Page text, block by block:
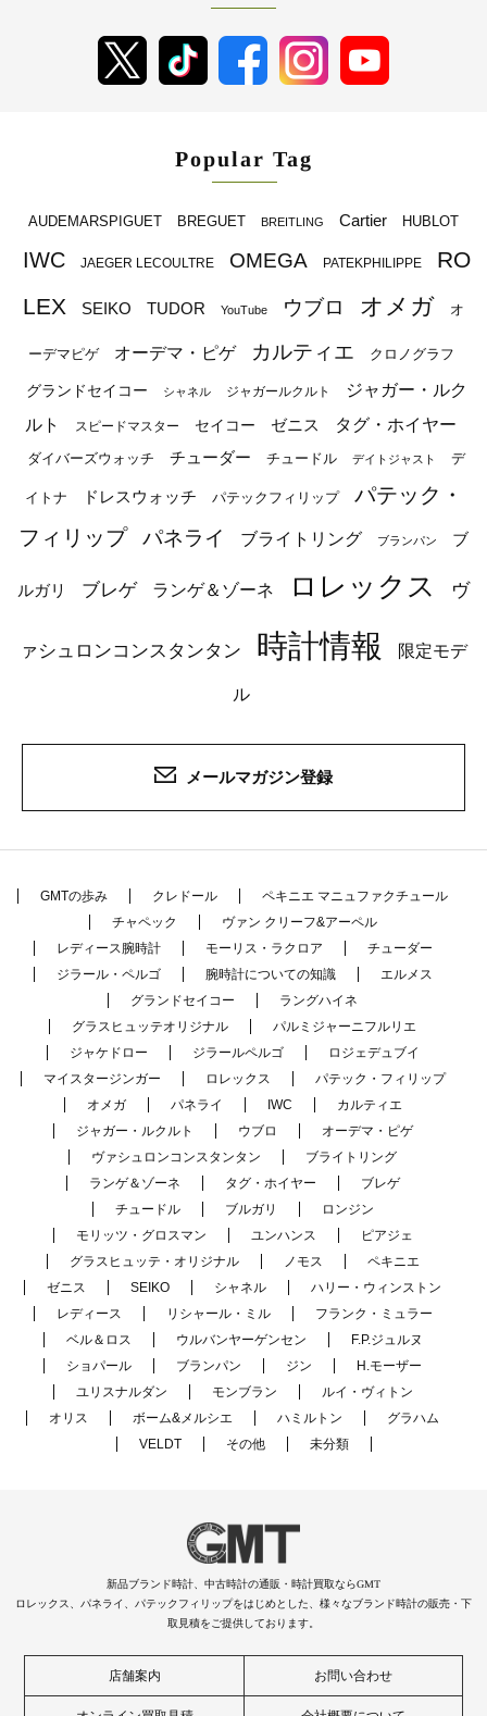
Popular Tag
AUDEMARSPIGUET BREGUET BREITLING Cartier HUBLOT
IWC JAEGER LECOULTRE OMEGA PATEKPHILIPPE
RO
LEX
SEIKO TUDOR YouTube ウブロ オメガ オ
ーデマピゲ オーデマ・ピゲ カルティエ クロノグラフ
グランドセイコー シャネル ジャガールクルト
ジャガー・ルク
ルト
スピードマスター セイコー ゼニス タグ・ホイヤー
ダイバーズウォッチ チューダー チュードル デイトジャスト デ
イトナ ドレスウォッチ パテックフィリップ
パテック・
フィリップ
パネライ ブライトリング ブランパン ブ
ルガリ ブレゲ ランゲ＆ゾーネ ロレックス ヴ
ァシュロンコンスタンタン 時計情報 限定モデ
ル
メールマガジン登録
GMTの歩み クレドール
ペキニエ マニュファクチュール
チャペック
ヴァン クリーフ&アーペル
レディース腕時計
モーリス・ラクロア
チューダー
ジラール・ペルゴ
腕時計についての知識
エルメス
グランドセイコー
ラングハイネ
グラスヒュッテオリジナル
パルミジャーニフルリエ
ジャケドロー
ジラールペルゴ
ロジェデュブイ
マイスタージンガー
ロレックス
パテック・フィリップ
オメガ
パネライ IWC
カルティエ
ジャガー・ルクルト
ウブロ
オーデマ・ピゲ
ヴァシュロンコンスタンタン
ブライトリング
ランゲ＆ゾーネ
タグ・ホイヤー
ブレゲ
チュードル
ブルガリ
ロンジン
モリッツ・グロスマン
ユンハンス
ピアジェ
グラスヒュッテ・オリジナル
ノモス
ペキニエ
ゼニス
SEIKO シャネル
ハリー・ウィンストン
レディース
リシャール・ミル
フランク・ミュラー
ベル＆ロス
ウルバンヤーゲンセン
F.P.ジュルヌ
ショパール
ブランパン ジン
H.モーザー
ユリスナルダン
モンブラン
ルイ・ヴィトン
オリス
ボーム&メルシエ ハミルトン
グラハム
VELDT
その他 未分類
新品ブランド時計、中古時計の通販・時計買取ならGMT
ロレックス、パネライ、パテックフィリップをはじめとした、様々なブランド時計の販売・下
取見積をご提供しております。
店舗案内 お問い合わせ